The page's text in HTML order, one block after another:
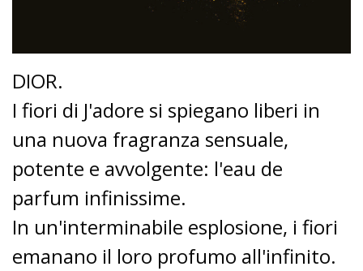
DIOR.
I fiori di J'adore si spiegano liberi in
una nuova fragranza sensuale,
potente e avvolgente: l'eau de
parfum infinissime.
In un'interminabile esplosione, i fiori
emanano il loro profumo all'infinito.